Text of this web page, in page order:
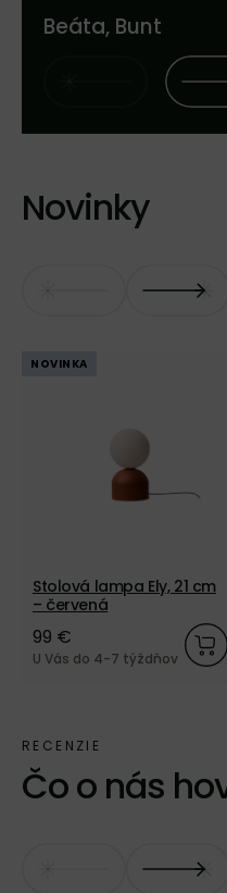
Beáta, Bunt
Novinky
NOVINKA
Stolová lampa Ely, 21 cm
– červená
99 €
U Vás do 4-7 týždňov
Čo o nás